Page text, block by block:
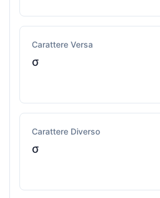
Carattere Versa
σ
Carattere Diverso
σ